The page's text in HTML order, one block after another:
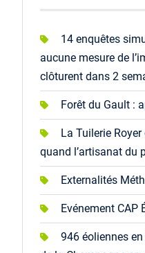
14 enquêtes
aucune mesure de
clôturent dans 2
Forêt du Gault :
La Tuilerie
quand l’artisanat du
Externalités
Evénement CAP
946 éoliennes